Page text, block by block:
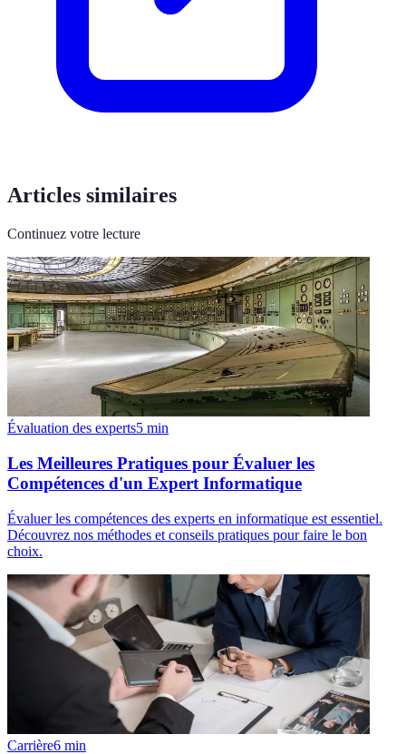
Articles similaires
Continuez votre lecture
Évaluation des experts5 min
Les Meilleures Pratiques pour Évaluer les
Compétences d'un Expert Informatique
Évaluer les compétences des experts en informatique est essentiel.
Découvrez nos méthodes et conseils pratiques pour faire le bon
choix.
Carrière6 min